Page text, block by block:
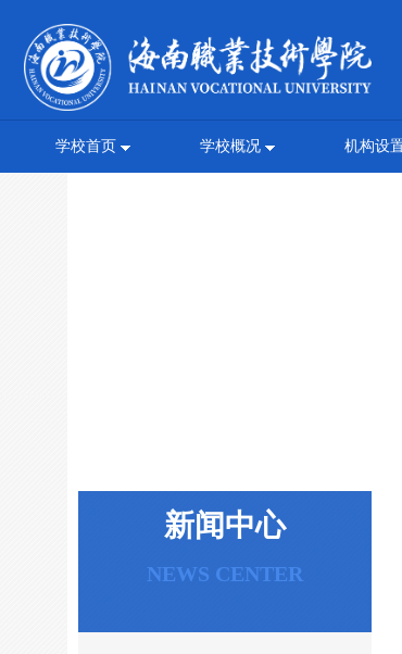
学校首页 学校概况 机构设
新闻中心
NEWS CENTER